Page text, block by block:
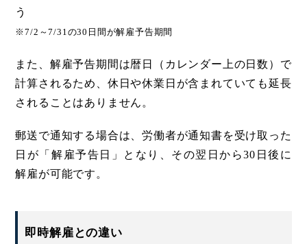
う
※7/2～7/31の30日間が解雇予告期間
また、解雇予告期間は暦日（カレンダー上の日数）で
計算されるため、休日や休業日が含まれていても延長
されることはありません。
郵送で通知する場合は、労働者が通知書を受け取った
日が「解雇予告日」となり、その翌日から30日後に
解雇が可能です。
即時解雇との違い